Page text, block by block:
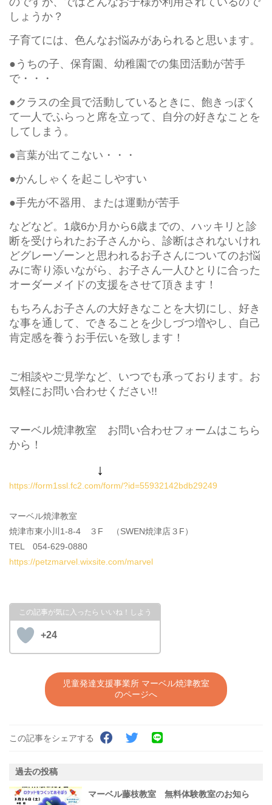
しょうか？
子育てには、色んなお悩みがあられると思います。
●うちの子、保育園、幼稚園での集団活動が苦手
で・・・
●クラスの全員で活動しているときに、飽きっぽく
て一人でふらっと席を立って、自分の好きなことを
してしまう。
●言葉が出てこない・・・
●かんしゃくを起こしやすい
●手先が不器用、または運動が苦手
などなど。1歳6か月から6歳までの、ハッキリと診
断を受けられたお子さんから、診断はされないけれ
どグレーゾーンと思われるお子さんについてのお悩
みに寄り添いながら、お子さん一人ひとりに合った
オーダーメイドの支援をさせて頂きます！
もちろんお子さんの大好きなことを大切にし、好き
な事を通して、できることを少しづつ増やし、自己
肯定感を養うお手伝いを致します！
ご相談やご見学など、いつでも承っております。お
気軽にお問い合わせください!!
マーベル焼津教室 お問い合わせフォームはこちら
から！
↓
https://form1ssl.fc2.com/form/?id=55932142bdb29249
マーベル焼津教室
焼津市東小川1-8-4 ３F （SWEN焼津店３F）
TEL 054-629-0880
https://petzmarvel.wixsite.com/marvel
+24
児童発達支援事業所 マーベル焼津教室
のページへ
この記事をシェアする
過去の投稿
マーベル藤枝教室 無料体験教室のお知ら